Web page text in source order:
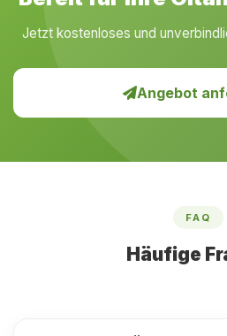
Jetzt kostenloses und
Angebot
FAQ
Häufige